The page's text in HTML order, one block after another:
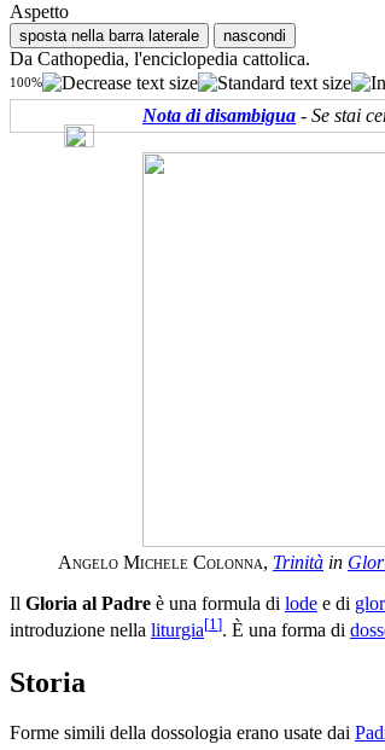
Aspetto
sposta nella barra laterale nascondi
Da Cathopedia, l'enciclopedia cattolica.
100%
Nota di disambigua - Se stai
Angelo Michele Colonna, Trinità in
Il Gloria al Padre è una formula di lode e di
introduzione nella liturgia[1]. È una forma di
Storia
Forme simili della dossologia erano usate dai